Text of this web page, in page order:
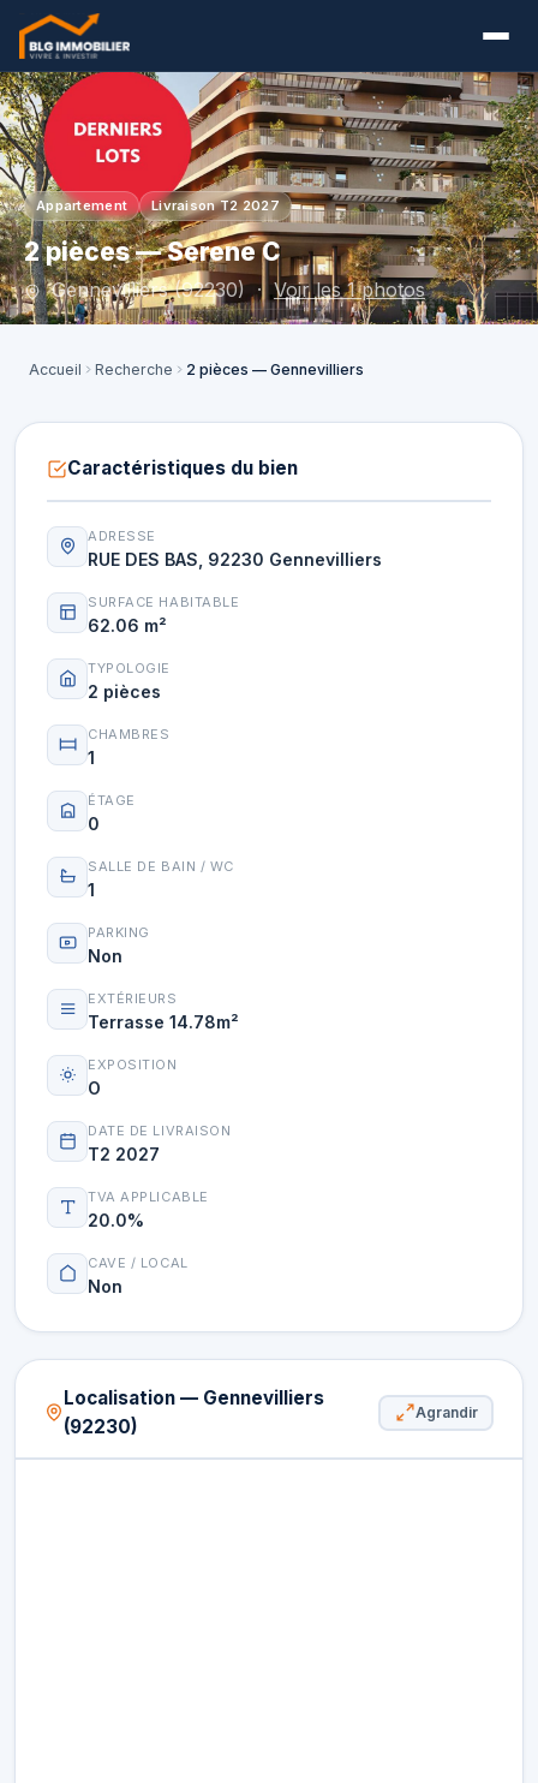
Appartement Livraison T2 2027
2 pièces — Serene C
Gennevilliers (92230) ·Voir les 1 photos
Accueil Recherche 2 pièces — Gennevilliers
Caractéristiques du bien
ADRESSE
RUE DES BAS, 92230 Gennevilliers
SURFACE HABITABLE
62.06 m²
TYPOLOGIE
2 pièces
CHAMBRES
1
ÉTAGE
0
SALLE DE BAIN / WC
1
PARKING
Non
EXTÉRIEURS
Terrasse 14.78m²
EXPOSITION
O
DATE DE LIVRAISON
T2 2027
TVA APPLICABLE
20.0%
CAVE / LOCAL
Non
Localisation — Gennevilliers
(92230)
Agrandir